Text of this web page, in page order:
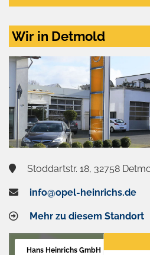
Wir in Detmold
Stoddartstr. 18, 32758
info@opel-heinrichs.de
Mehr zu diesem Standort
Hans Heinrichs GmbH